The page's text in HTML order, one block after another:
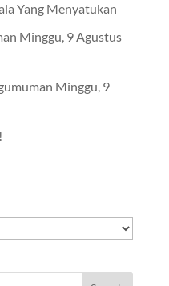
Yang Menyatukan
Minggu, 9 Agustus
Minggu, 9